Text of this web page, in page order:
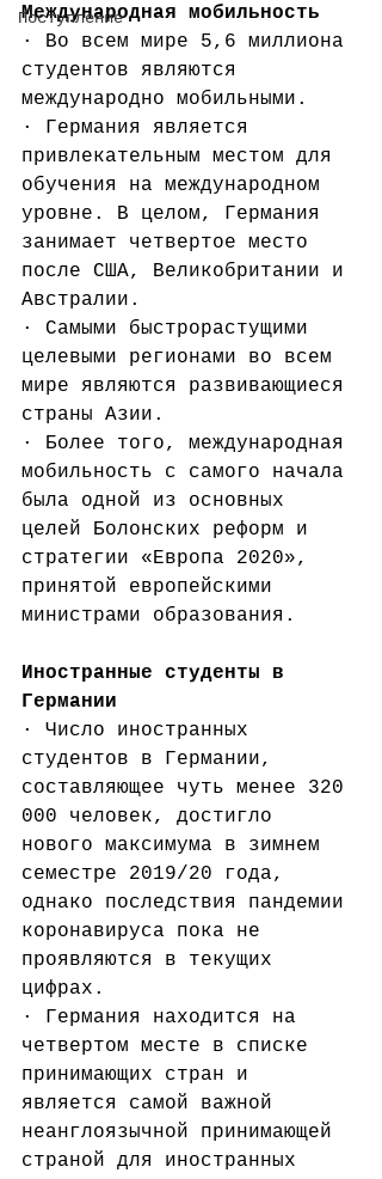
Поступление
Международная мобильность
· Во всем мире 5,6 миллиона
студентов являются
международно мобильными.
· Германия является
привлекательным местом для
обучения на международном
уровне. В целом, Германия
занимает четвертое место
после США, Великобритании и
Австралии.
· Самыми быстрорастущими
целевыми регионами во всем
мире являются развивающиеся
страны Азии.
· Более того, международная
мобильность с самого начала
была одной из основных
целей Болонских реформ и
стратегии «Европа 2020»,
принятой европейскими
министрами образования.
Иностранные студенты в
Германии
· Число иностранных
студентов в Германии,
составляющее чуть менее 320
000 человек, достигло
нового максимума в зимнем
семестре 2019/20 года,
однако последствия пандемии
коронавируса пока не
проявляются в текущих
цифрах.
· Германия находится на
четвертом месте в списке
принимающих стран и
является самой важной
неанглоязычной принимающей
страной для иностранных